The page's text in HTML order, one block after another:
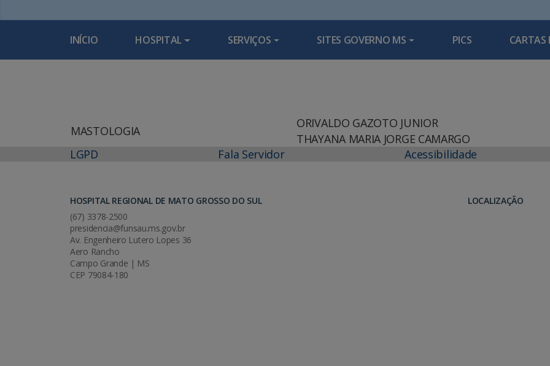
INÍCIO HOSPITAL SERVIÇOS SITES GOVERNO MS PICS CARTAS
MASTOLOGIA
ORIVALDO GAZOTO JUNIOR
THAYANA MARIA JORGE CAMARGO
LGPD
Fala Servidor Acessibilidade
HOSPITAL REGIONAL DE MATO GROSSO DO SUL
(67) 3378-2500
presidencia@funsau.ms.gov.br
Av. Engenheiro Lutero Lopes 36
Aero Rancho
Campo Grande | MS
CEP 79084-180
LOCALIZAÇÃO